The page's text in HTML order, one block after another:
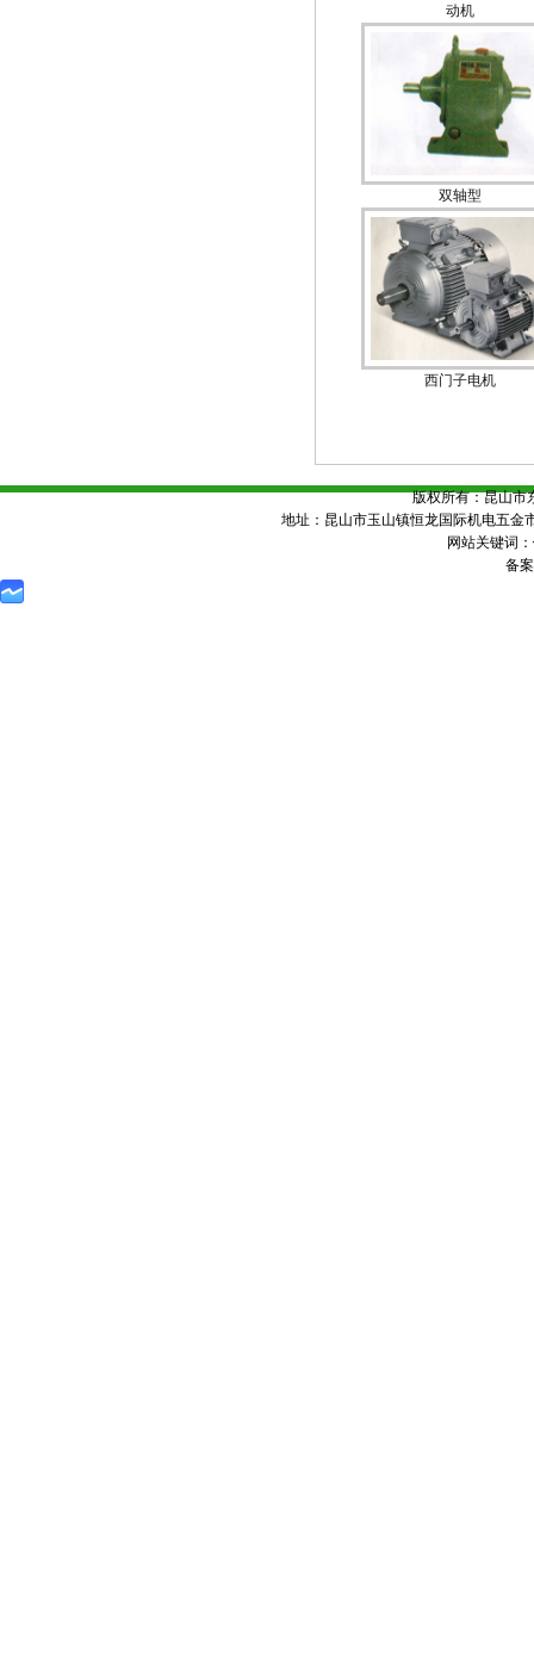
动机
双轴型
西门子电机
版权所有：昆山市
地址：昆山市玉山镇恒龙国际机电五
网站关键词：
备